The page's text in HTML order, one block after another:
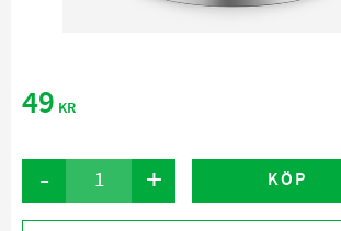
49 KR
+
- KÖP